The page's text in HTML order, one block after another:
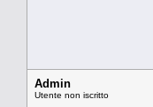
Admin
Utente non iscritto